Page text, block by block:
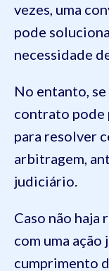
vezes, uma
pode
necessidade
No entanto,
contrato pode
para resolver
arbitragem,
judiciário.
Caso não haja
com uma
cumprimento